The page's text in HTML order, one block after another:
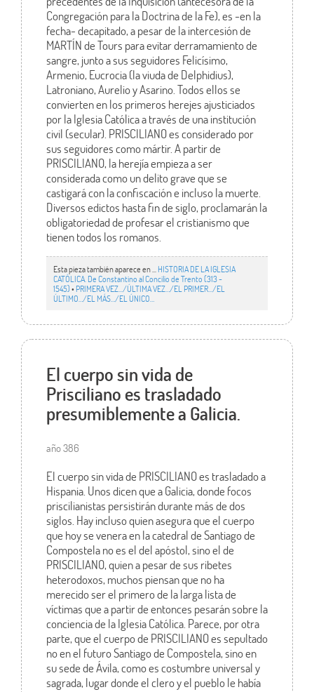
Congregación para la Doctrina de la Fe), es -en la
fecha- decapitado, a pesar de la intercesión de
MARTÍN de Tours para evitar derramamiento de
sangre, junto a sus seguidores Felicísimo,
Armenio, Eucrocia (la viuda de Delphidius),
Latroniano, Aurelio y Asarino. Todos ellos se
convierten en los primeros herejes ajusticiados
por la Iglesia Católica a través de una institución
civil (secular). PRISCILIANO es considerado por
sus seguidores como mártir. A partir de
PRISCILIANO, la herejía empieza a ser
considerada como un delito grave que se
castigará con la confiscación e incluso la muerte.
Diversos edictos hasta fin de siglo, proclamarán la
obligatoriedad de profesar el cristianismo que
tienen todos los romanos.
Esta pieza también aparece en ... HISTORIA DE LA IGLESIA
CATÓLICA. De Constantino al Concilio de Trento (313 -
1545)• PRIMERA VEZ.../ÚLTIMA VEZ…/EL PRIMER.../EL
ÚLTIMO…/EL MÁS…/EL ÚNICO…
El cuerpo sin vida de
Prisciliano es trasladado
presumiblemente a Galicia.
año 386
El cuerpo sin vida de PRISCILIANO es trasladado a
Hispania. Unos dicen que a Galicia, donde focos
priscilianistas persistirán durante más de dos
siglos. Hay incluso quien asegura que el cuerpo
que hoy se venera en la catedral de Santiago de
Compostela no es el del apóstol, sino el de
PRISCILIANO, quien a pesar de sus ribetes
heterodoxos, muchos piensan que no ha
merecido ser el primero de la larga lista de
víctimas que a partir de entonces pesarán sobre la
conciencia de la Iglesia Católica. Parece, por otra
parte, que el cuerpo de PRISCILIANO es sepultado
no en el futuro Santiago de Compostela, sino en
su sede de Ávila, como es costumbre universal y
sagrada, lugar donde el clero y el pueblo le había